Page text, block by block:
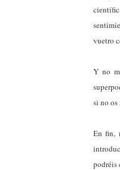
vuetro
Y no
si no os
En fin,
podréis